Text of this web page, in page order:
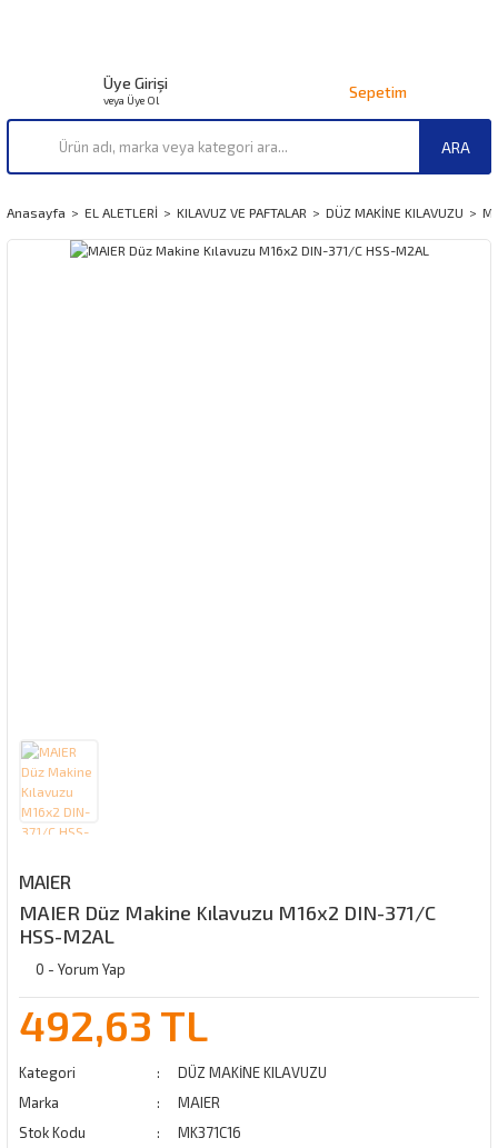
ARA
Üye Girişi
veya Üye Ol Sepetim
Anasayfa EL ALETLERİ KILAVUZ VE PAFTALAR DÜZ MAKİNE KILAVUZU
MAIER
MAIER Düz Makine Kılavuzu M16x2 DIN-371/C
HSS-M2AL
0 - Yorum Yap
492,63 TL
Kategori
DÜZ MAKİNE KILAVUZU
Marka
MAIER
Stok Kodu
MK371C16